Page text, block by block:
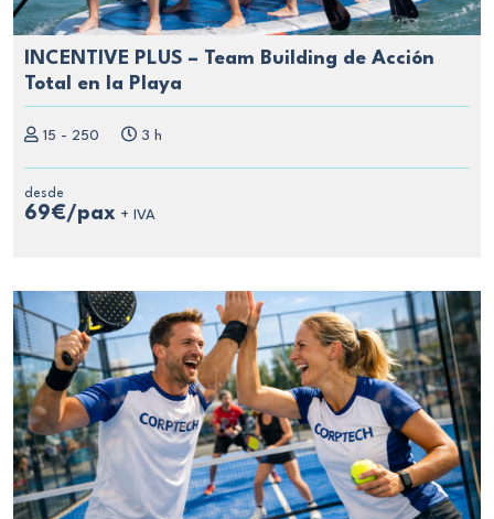
INCENTIVE PLUS – Team Building de Acción
Total en la Playa
15 - 250 3 h
desde
69€/pax + IVA